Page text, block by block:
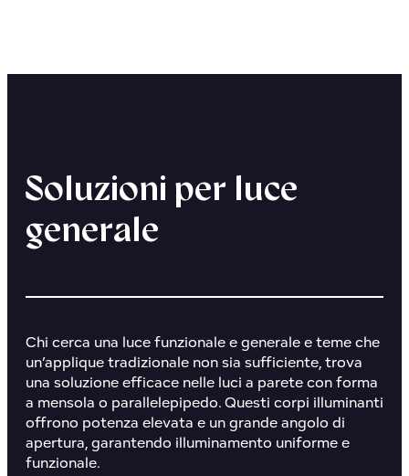
Soluzioni per luce
generale
Chi cerca una luce funzionale e generalee teme che
un’applique tradizionale non sia sufficiente, trova
una soluzione efficace nelle luci a parete con forma
a mensola o parallelepipedo. Questi corpi illuminanti
offrono potenza elevata e un grande angolo di
apertura, garantendo illuminamento uniforme e
funzionale.